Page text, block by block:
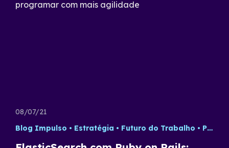
08/07/21
Blog Impulso
Estratégia Futuro do Trabalho Processos